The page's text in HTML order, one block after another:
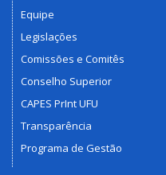
Equipe
Legislações
Comissões e Comitês
Conselho Superior
CAPES PrInt UFU
Transparência
Programa de Gestão